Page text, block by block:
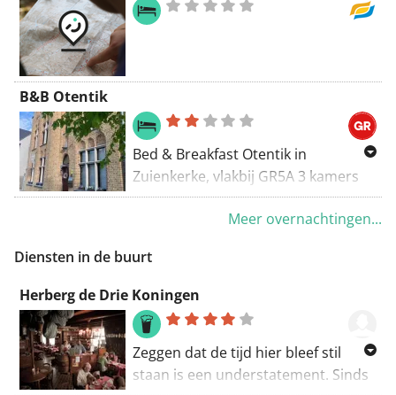
water onderdompelen. Het is een
erop uit willen. Maak zelf je eten in
kan uit eten gaan in één van de vele
restaurants in Oostende. Voor de
liefhebbers is er frituur Franky, het
beste frituur van de omstreken met
zelfs vegetarische en vegan opties ;)
B&B Otentik
Bed & Breakfast Otentik in
Zuienkerke, vlakbij GR5A 3 kamers
met eigen badkamer, uitgebreid
ontbijt met streekproducten
om opgehaald te worden op de
route (mits supplement).
Meer overnachtingen...
Diensten in de buurt
Herberg de Drie Koningen
Zeggen dat de tijd hier bleef stil
staan is een understatement. Sinds